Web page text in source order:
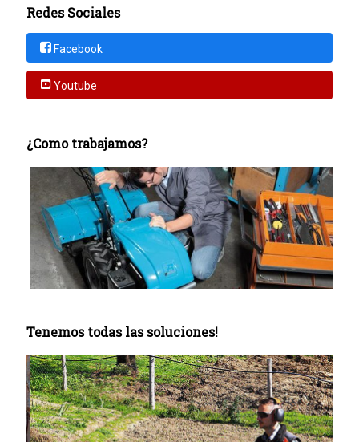
Redes Sociales
Facebook
Youtube
¿Como trabajamos?
Tenemos todas las soluciones!